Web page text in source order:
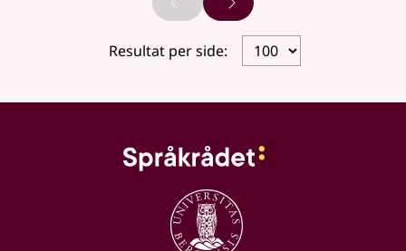
Forrige sideNeste side
Resultat per side: